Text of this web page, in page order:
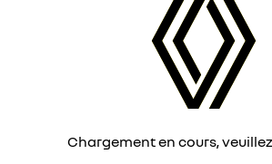
Chargement en cours,